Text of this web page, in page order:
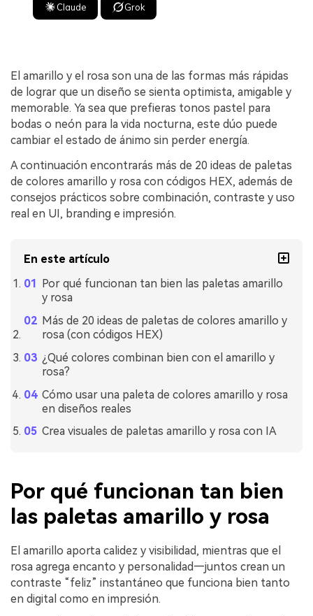
Claude Grok
El amarillo y el rosa son una de las formas más rápidas
de lograr que un diseño se sienta optimista, amigable y
memorable. Ya sea que prefieras tonos pastel para
bodas o neón para la vida nocturna, este dúo puede
cambiar el estado de ánimo sin perder energía.
A continuación encontrarás más de 20 ideas de paletas
de colores amarillo y rosa con códigos HEX, además de
consejos prácticos sobre combinación, contraste y uso
real en UI, branding e impresión.
En este artículo
Por qué funcionan tan bien las paletas amarillo
y rosa
Más de 20 ideas de paletas de colores amarillo y
rosa (con códigos HEX)
¿Qué colores combinan bien con el amarillo y
rosa?
Cómo usar una paleta de colores amarillo y rosa
en diseños reales
Crea visuales de paletas amarillo y rosa con IA
Por qué funcionan tan bien
las paletas amarillo y rosa
El amarillo aporta calidez y visibilidad, mientras que el
rosa agrega encanto y personalidad—juntos crean un
contraste “feliz” instantáneo que funciona bien tanto
en digital como en impresión.